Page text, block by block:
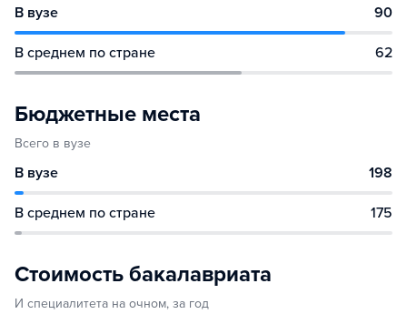
В вузе 90
В среднем по стране 62
Бюджетные места
Всего в вузе
В вузе 198
В среднем по стране 175
Стоимость бакалавриата
И специалитета на очном, за год